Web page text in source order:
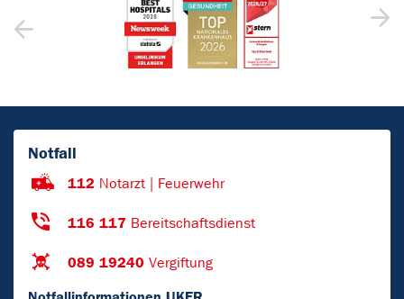
Notfall
112 Notarzt | Feuerwehr
116 117 Bereitschaftsdienst
089 19240 Vergiftung